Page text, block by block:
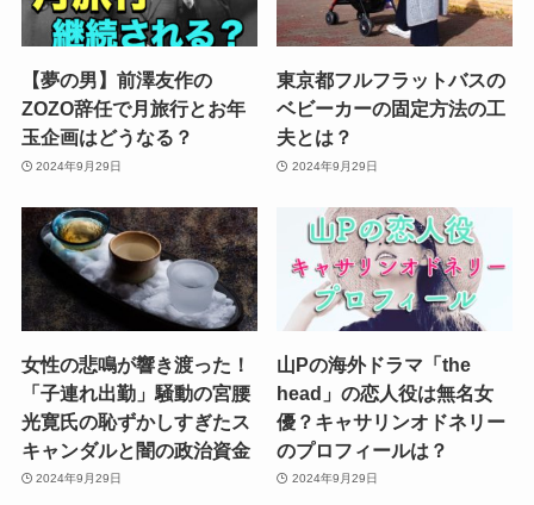
【夢の男】前澤友作の
ZOZO辞任で月旅行とお年
玉企画はどうなる？
2024年9月29日
東京都フルフラットバスの
ベビーカーの固定方法の工
夫とは？
2024年9月29日
女性の悲鳴が響き渡った！
「子連れ出勤」騒動の宮腰
光寛氏の恥ずかしすぎたス
キャンダルと闇の政治資金
2024年9月29日
山Pの海外ドラマ「the
head」の恋人役は無名女
優？キャサリンオドネリー
のプロフィールは？
2024年9月29日